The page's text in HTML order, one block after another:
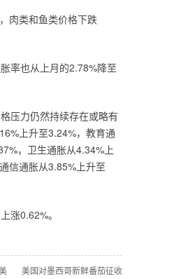
肉类和鱼类价格下跌
率也从上月的2.78%降至
压力仍然持续存在或略有
上升至3.24%，教育通
，卫生通胀从4.34%上
信通胀从3.85%上升至
涨0.62%。
美国对墨西哥新鲜番茄征收